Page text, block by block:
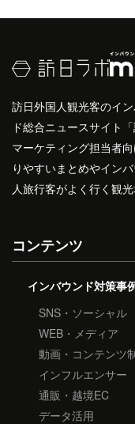
訪日外国人観光客のイ
ド総合ニュースサイト
マーケティング担当者
りやすいまとめやイン
人旅行客がよく行く観
コンテンツ
インバウンド対策事
SNS・ソーシャル
WEB・メディア
動画・コンテンツ
インフルエンサー
通販・越境EC
データ活用